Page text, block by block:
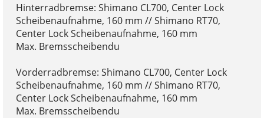
Hinterradbremse: Shimano CL700, Center Lock
Scheibenaufnahme, 160 mm // Shimano RT70,
Center Lock Scheibenaufnahme, 160 mm
Max. Bremsscheibendu
Vorderradbremse: Shimano CL700, Center Lock
Scheibenaufnahme, 160 mm // Shimano RT70,
Center Lock Scheibenaufnahme, 160 mm
Max. Bremsscheibendu